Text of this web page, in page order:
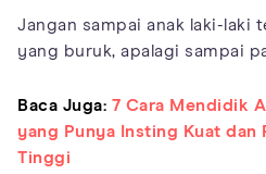
Jangan sampai anak laki-laki
yang buruk, apalagi sampai
Baca Juga: 7 Cara Mendidik
yang Punya Insting Kuat dan
Tinggi